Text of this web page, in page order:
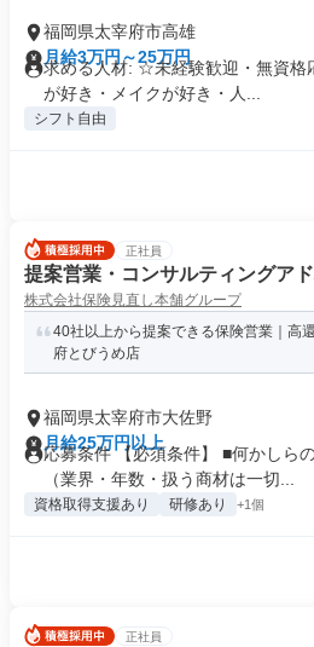
福岡県太宰府市高雄
月給3万円～25万円
求める人材: ☆未経験歓迎・無資
が好き・メイクが好き・人...
シフト自由
正社員
提案営業・コンサルティングア
株式会社保険見直し本舗グループ
40社以上から提案できる保険営業｜高
府とびうめ店
福岡県太宰府市大佐野
月給25万円以上
応募条件 【必須条件】 ■何かしら
（業界・年数・扱う商材は一切...
資格取得支援あり 研修あり +1個
正社員